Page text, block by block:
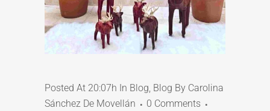
Posted At 20:07h In Blog, Blog By Carolina
Sánchez De Movellán
0 Comments